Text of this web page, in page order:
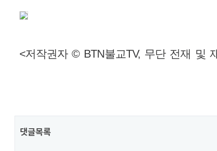
<저작권자 © BTN불교TV, 무단 전재 및
댓글목록